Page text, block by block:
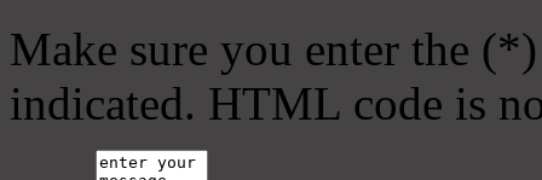
Make sure you enter the
indicated. HTML code is